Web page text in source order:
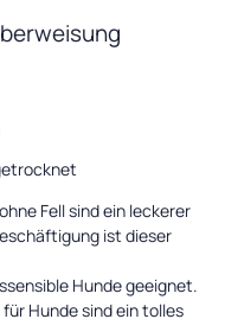
Fell sind ein leckerer
ist dieser
Hunde geeignet.
Hunde sind ein tolles